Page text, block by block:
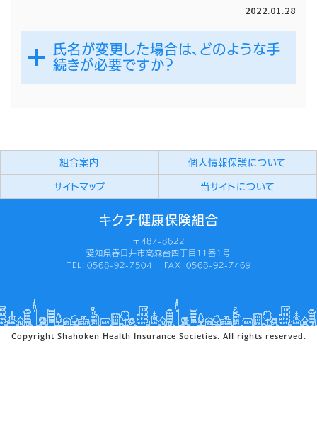
2022.01.28
氏名が変更した場合は、どのような手
続きが必要ですか？
組合案内 個人情報保護について
サイトマップ 当サイトについて
キクチ健康保険組合
〒487-8622
愛知県春日井市高森台四丁目11番1号
TEL：0568-92-7504 FAX：0568-92-7469
Copyright Shahoken Health Insurance Societies. All rights reserved.